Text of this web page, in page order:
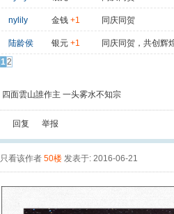
nylily 金钱 +1 同庆同贺
陆龄侯 银元 +1
同庆同贺，共创辉
12
四面雲山誰作主 一头雾水不知宗
回复 举报
只看该作者 50楼 发表于: 2016-06-21